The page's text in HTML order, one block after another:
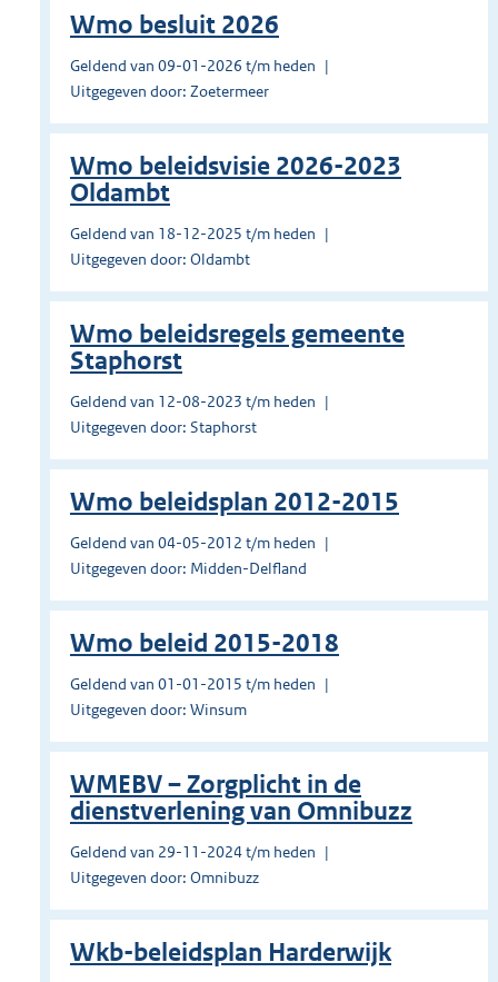
Wmo besluit 2026
Geldend van 09-01-2026 t/m heden
Uitgegeven door: Zoetermeer
Wmo beleidsvisie 2026-2023
Oldambt
Geldend van 18-12-2025 t/m heden
Uitgegeven door: Oldambt
Wmo beleidsregels gemeente
Staphorst
Geldend van 12-08-2023 t/m heden
Uitgegeven door: Staphorst
Wmo beleidsplan 2012-2015
Geldend van 04-05-2012 t/m heden
Uitgegeven door: Midden-Delfland
Wmo beleid 2015-2018
Geldend van 01-01-2015 t/m heden
Uitgegeven door: Winsum
WMEBV – Zorgplicht in de
dienstverlening van Omnibuzz
Geldend van 29-11-2024 t/m heden
Uitgegeven door: Omnibuzz
Wkb-beleidsplan Harderwijk